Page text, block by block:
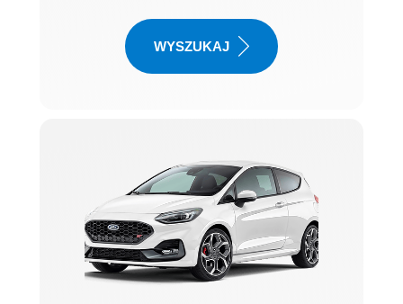
WYSZUKAJ